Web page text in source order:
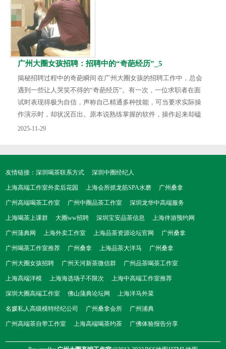
看手机，对面试官的问题表现得很不耐烦。这让招聘人员对她的
职业素养产生了严重怀疑，毕竟在工作场合需要保...
广州大圈女孩招聘：招聘中的“奇葩经历”_5
揭秘招聘过程中的奇葩瞬间 在广州大圈女孩的招聘工作中，总会
遇到一些让人哭笑不得的“奇葩经历”。有一次，一位求职者在面
试时表现得极为自信，声称自己精通多种技能，可当要求实际操
作演示时，却状况百出。原本说熟练掌握的软件，操作起来却磕
磕绊绊，连基本的功能都使用不顺畅，与面试时的夸夸其谈形成
官们面面相觑。更奇葩的是，她似乎完全没有意识到...
2025-11-29
友情链接：深圳喝茶联系方式 深圳中圈经纪人
上海高端工作室外卖后花园 上海会所抓龙筋SPA水磨 广州桑拿
广州高端喝茶工作室 广州中圈品茶工作室 深圳龙华中高端服务
上海喝茶上课群 大圈ww招聘 深圳宝安品茶信息 上海伴游预约网
广州蒲典网 上海外卖工作室 上海品茶资源论坛官网 广州桑拿
广州喝茶工作室推荐 广州桑拿 上海品茶大洋马 广州桑拿
广州大圈女孩招聘 广州天河新茶微信群 广州品茶喝茶工作室
上海高端洋模 上海海选场子不限次 上海中高端工作室推荐
深圳大圈高端工作室 佛山蒲典论坛网 上海洋马外菜
名媛私人高级模特经纪公司 广州桑拿会所 广州浦典
广州高端茶自带工作室 上海高端喝茶约茶 广佛体验报告分享